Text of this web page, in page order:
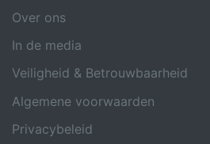
Over ons
In de media
Veiligheid & Betrouwbaarheid
Algemene voorwaarden
Privacybeleid